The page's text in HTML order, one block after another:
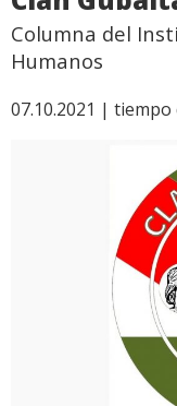
Columna del
Humanos
07.10.2021 | tiempo